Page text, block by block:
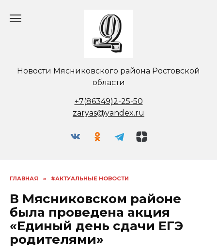
Новости Мясниковского района Ростовской
области
+7(86349)2-25-50
zaryas@yandex.ru
ГЛАВНАЯ » #АКТУАЛЬНЫЕ НОВОСТИ
В Мясниковском районе
была проведена акция
«Единый день сдачи ЕГЭ
родителями»